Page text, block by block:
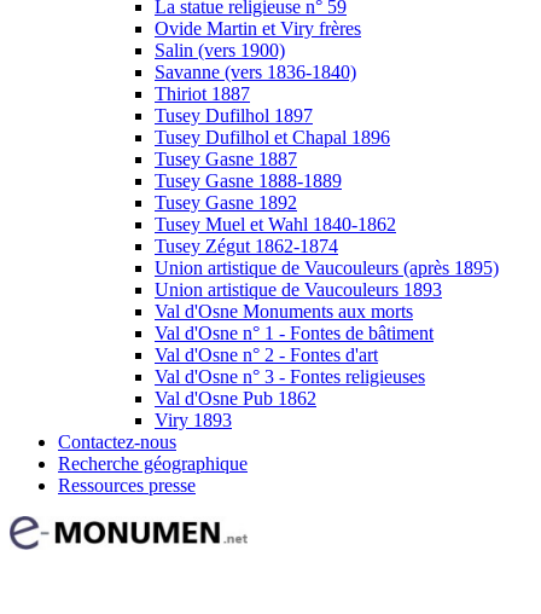
La statue religieuse n° 59
Ovide Martin et Viry frères
Salin (vers 1900)
Savanne (vers 1836-1840)
Thiriot 1887
Tusey Dufilhol 1897
Tusey Dufilhol et Chapal 1896
Tusey Gasne 1887
Tusey Gasne 1888-1889
Tusey Gasne 1892
Tusey Muel et Wahl 1840-1862
Tusey Zégut 1862-1874
Union artistique de Vaucouleurs (après 1895)
Union artistique de Vaucouleurs 1893
Val d'Osne Monuments aux morts
Val d'Osne n° 1 - Fontes de bâtiment
Val d'Osne n° 2 - Fontes d'art
Val d'Osne n° 3 - Fontes religieuses
Val d'Osne Pub 1862
Viry 1893
Contactez-nous
Recherche géographique
Ressources presse